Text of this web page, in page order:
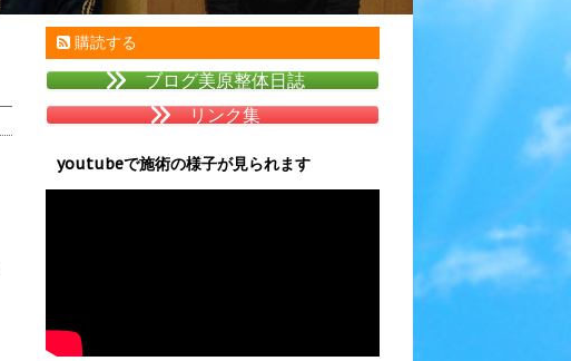
購読する
ブログ美原整体日誌
リンク集
youtubeで施術の様子が見られます